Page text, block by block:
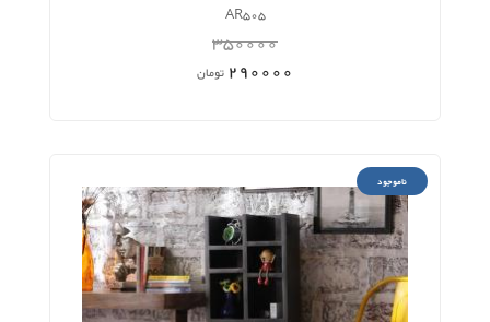
AR505
350000
290000 تومان
ناموجود